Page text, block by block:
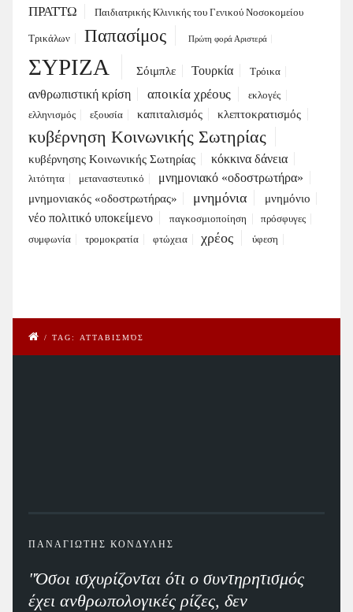
ΠΡΑΤΤΩ Παιδιατρικής Κλινικής του Γενικού Νοσοκομείου
Τρικάλων Παπασίμος Πρώτη φορά Αριστερά
ΣΥΡΙΖΑ Σόιμπλε Τουρκία Τρόικα
ανθρωπιστική κρίση αποικία χρέους
εκλογές
ελληνισμός
εξουσία καπιταλισμός κλεπτοκρατισμός
κυβέρνηση Κοινωνικής Σωτηρίας
κυβέρνησης Κοινωνικής Σωτηρίας κόκκινα δάνεια
λιτότητα μεταναστευτικό μνημονιακό «οδοστρωτήρα»
μνημονιακός «οδοστρωτήρας» μνημόνια μνημόνιο
νέο πολιτικό υποκείμενο παγκοσμιοποίηση
πρόσφυγες
συμφωνία
τρομοκρατία φτώχεια χρέος ύφεση
/ TAG: ΑΤΤΑΒΙΣΜΌΣ
ΠΑΝΑΓΙΩΤΗΣ ΚΟΝΔΥΛΗΣ
"Όσοι ισχυρίζονται ότι ο συντηρητισμός
έχει ανθρωπολογικές ρίζες, δεν